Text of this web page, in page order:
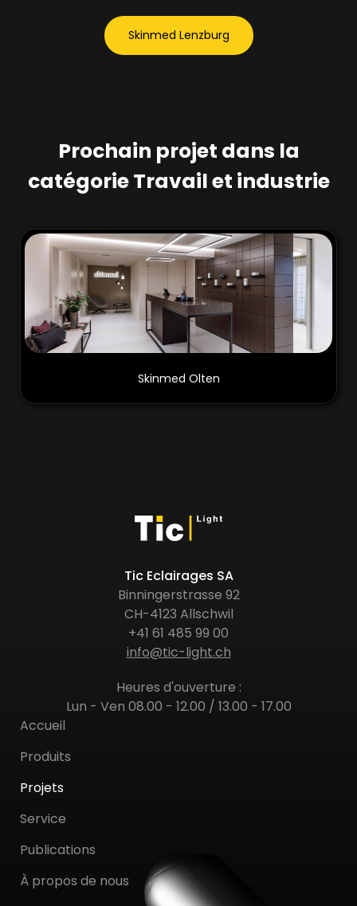
Skinmed Lenzburg
Prochain projet dans la
catégorie Travail et industrie
Skinmed Olten
Tic Eclairages SA
Binningerstrasse 92
CH-4123 Allschwil
+41 61 485 99 00
info@tic-light.ch
Heures d'ouverture :
Lun - Ven 08.00 - 12.00 / 13.00 - 17.00
Accueil
Produits
Projets
Service
Publications
À propos de nous